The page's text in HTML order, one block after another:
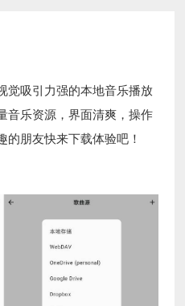
觉吸引力强的本地音乐播放
音乐资源，界面清爽，操作
朋友快来下载体验吧！